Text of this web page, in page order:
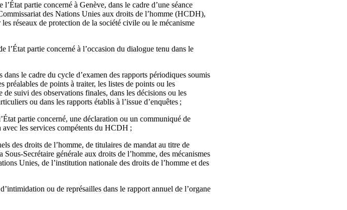
partie concerné à Genève, dans le cadre d’une séance
des Nations Unies aux droits de l’homme (HCDH),
réseaux de protection de la société civile ou le mécanisme
l’État partie concerné à l’occasion du dialogue tenu dans le
le cadre du cycle d’examen des rapports périodiques soumis
préalables de points à traiter, les listes de points ou les
suivi des observations finales, dans les décisions ou les
ou dans les rapports établis à l’issue d’enquêtes ;
partie concerné, une déclaration ou un communiqué de
les services compétents du HCDH ;
des droits de l’homme, de titulaires de mandat au titre de
Secrétaire générale aux droits de l’homme, des mécanismes
Unies, de l’institution nationale des droits de l’homme et des
ou de représailles dans le rapport annuel de l’organe